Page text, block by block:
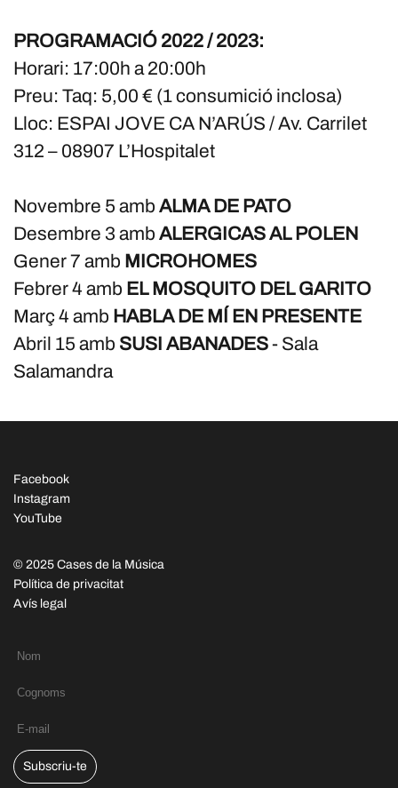
PROGRAMACIÓ 2022 / 2023:
Horari: 17:00h a 20:00h
Preu: Taq: 5,00 € (1 consumició inclosa)
Lloc: ESPAI JOVE CA N’ARÚS / Av. Carrilet
312 – 08907 L’Hospitalet
Novembre 5 amb ALMA DE PATO
Desembre 3 amb ALERGICAS AL POLEN
Gener 7 amb MICROHOMES
Febrer 4 amb EL MOSQUITO DEL GARITO
Març 4 amb HABLA DE MÍ EN PRESENTE
Abril 15 amb SUSI ABANADES- Sala
Salamandra
Facebook
Instagram
YouTube
© 2025 Cases de la Música
Política de privacitat
Avís legal
Subscriu-te